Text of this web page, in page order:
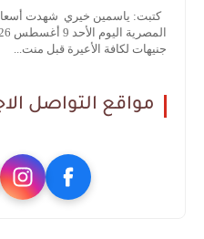
كتبت: ياسمين خيري شهدت
جنيهات لكافة الأعيرة قبل منت...
مواقع التواصل